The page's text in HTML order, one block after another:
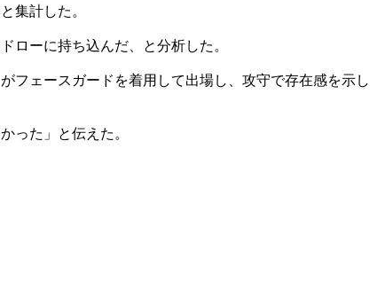
集計した。
ローに持ち込んだ、と分析した。
フェースガードを着用して出場し、攻守で存在感を示し
った」と伝えた。